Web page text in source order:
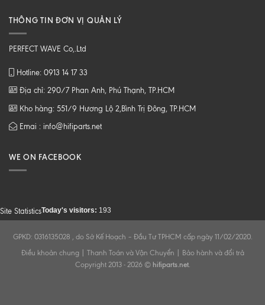
THÔNG TIN ĐƠN VỊ QUẢN LÝ
PERFECT WAVE Co,.Ltd
Hotline: 0913 14 17 33
Địa chỉ: 290/7 Phan Anh, Phú Thạnh, TP.HCM
Kho hàng: 551/9 Hương Lộ 2,Bình Trị Đông, TP.HCM
Emai : info@hifiparts.net
WE ON FACEBOOK
Site StatisticsToday's visitors: 193
GPKD: 0316135028 , do Sở Kế Hoạch – Đầu Tư TPHCM cấp ngày 11/02/2020.
Điều khoản chung| Thanh Toán và Vận Chuyển
Bảo hành và đổi trả
Copyright 2013 - 2026 © hifiparts.net.